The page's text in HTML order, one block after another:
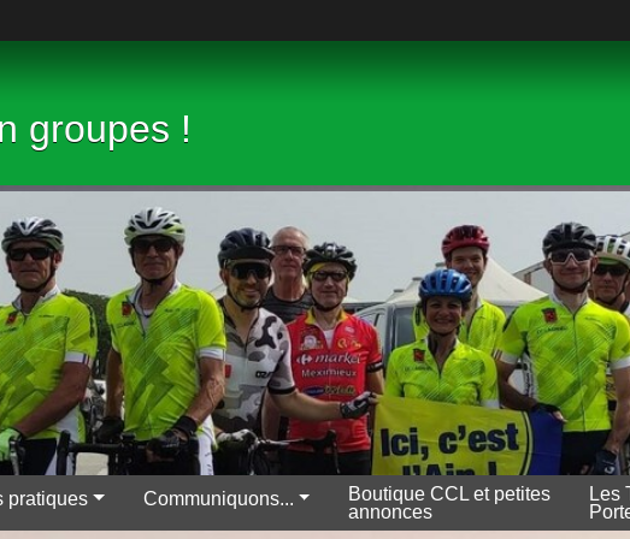
groupes !
pratiques Communiquons...
Boutique CCL et petites
annonces
Les